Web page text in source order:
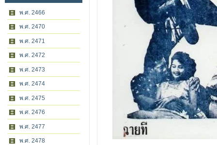
พ.ศ. 2466
พ.ศ. 2470
พ.ศ. 2471
พ.ศ. 2472
พ.ศ. 2473
พ.ศ. 2474
พ.ศ. 2475
พ.ศ. 2476
พ.ศ. 2477
พ.ศ. 2478